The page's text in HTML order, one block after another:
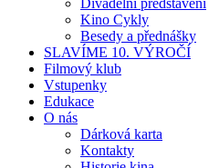
Divadelní představení
Kino Cykly
Besedy a přednášky
SLAVÍME 10. VÝROČÍ
Filmový klub
Vstupenky
Edukace
O nás
Dárková karta
Kontakty